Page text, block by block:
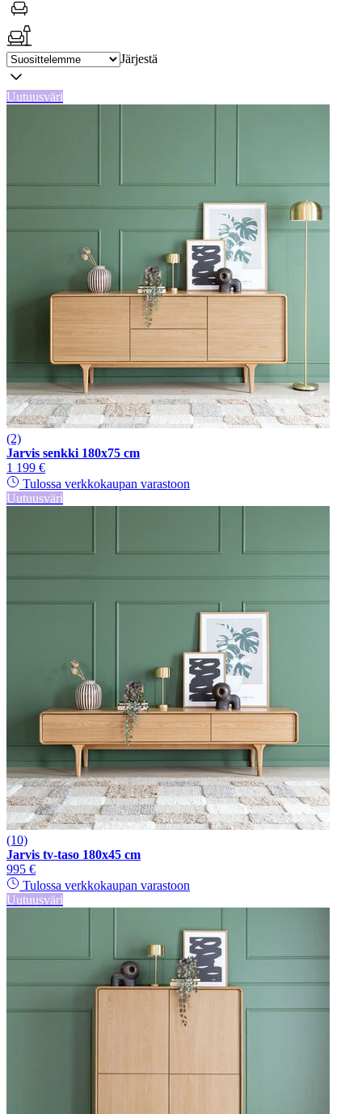
Järjestä
Uutuusväri
(2)
Jarvis senkki 180x75 cm
1 199 €
Tulossa verkkokaupan varastoon
Uutuusväri
(10)
Jarvis tv-taso 180x45 cm
995 €
Tulossa verkkokaupan varastoon
Uutuusväri